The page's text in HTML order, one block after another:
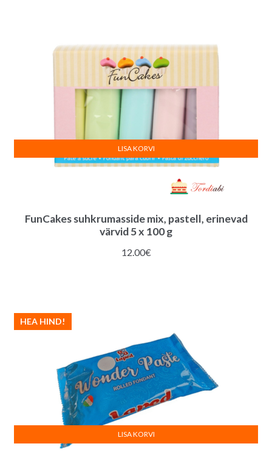
FunCakes suhkrumasside mix, pastell, erinevad
värvid 5 x 100 g
12.00€
LISA KORVI
HEA HIND!
LISA KORVI